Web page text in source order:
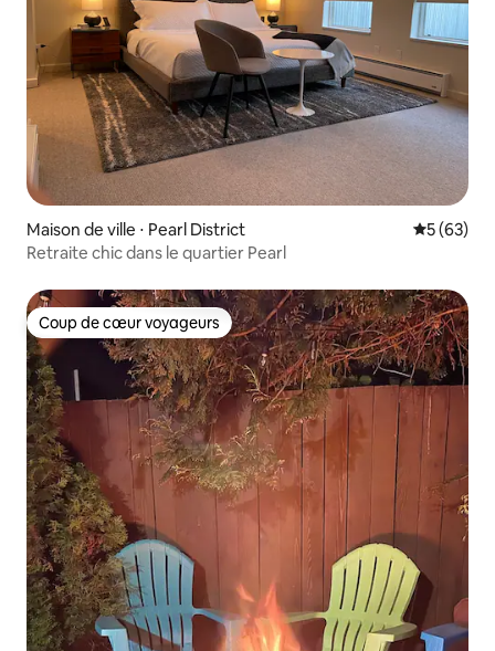
Maison de ville ⋅ Pearl District
5 (63)
Retraite chic dans le quartier Pearl
Coup de cœur voyageurs
Coup de cœur voyageurs